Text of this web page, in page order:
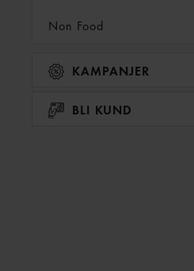
Non Food
KAMPANJER
BLI KUND